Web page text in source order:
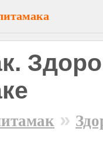
»